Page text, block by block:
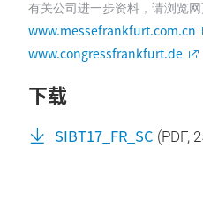
有关公司进一步资料，请浏览网
www.messefrankfurt.com.cn
www.congressfrankfurt.de
下载
SIBT17_FR_SC (PDF,